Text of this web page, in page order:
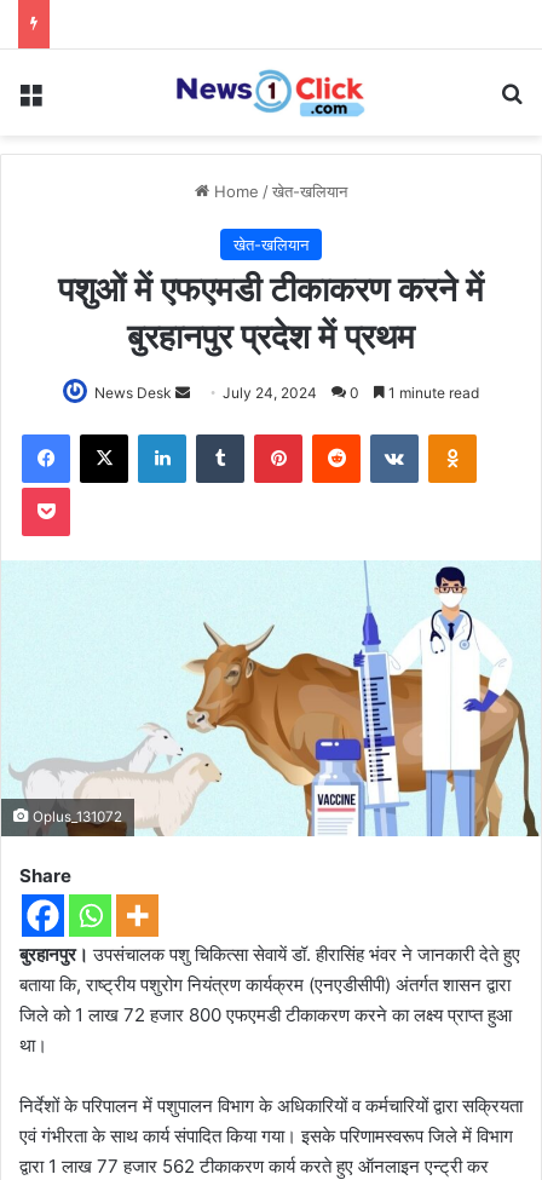
Menu
Home /खेत-खलियान
खेत-खलियान
पशुओं में एफएमडी टीकाकरण करने में
बुरहानपुर प्रदेश में प्रथम
News Desk
Send
email
July 24, 2024 0 1 minute read
Facebook
X LinkedInTumblr PinterestReddit VKontakte
Pocket
Oplus_131072
Share
बुरहानपुर। उपसंचालक पशु चिकित्सा सेवायें डॉ. हीरासिंह भंवर ने जानकारी देते हुए
बताया कि, राष्ट्रीय पशुरोग नियंत्रण कार्यक्रम (एनएडीसीपी) अंतर्गत शासन द्वारा
जिले को 1 लाख 72 हजार 800 एफएमडी टीकाकरण करने का लक्ष्य प्राप्त हुआ
था।
निर्देशों के परिपालन में पशुपालन विभाग के अधिकारियों व कर्मचारियों द्वारा सक्रियता
एवं गंभीरता के साथ कार्य संपादित किया गया। इसके परिणामस्वरूप जिले में विभाग
द्वारा 1 लाख 77 हजार 562 टीकाकरण कार्य करते हुए ऑनलाइन एन्ट्री कर